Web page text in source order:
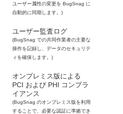
ユーザー属性の変更を BugSnag に
自動的に同期します。)
ユーザー監査ログ
(BugSnag での共同作業者の主要な
操作を記録し、データのセキュリテ
ィを確保します。)
オンプレミス版による
PCI および PHI コンプラ
イアンス
(BugSnag のオンプレミス版を利用
することで、必要な認証に準拠でき